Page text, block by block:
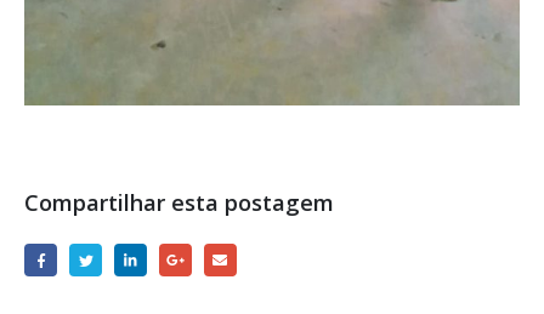
Compartilhar esta postagem